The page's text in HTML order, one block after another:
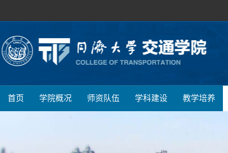
首页 学院概况 师资队伍 学科建设 教学培养